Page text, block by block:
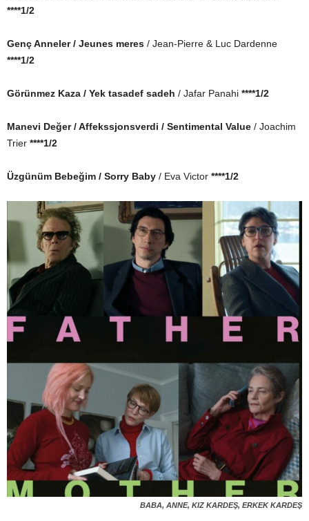
****1/2
Genç Anneler / Jeunes meres / Jean-Pierre & Luc Dardenne
****1/2
Görünmez Kaza / Yek tasadef sadeh / Jafar Panahi ****1/2
Manevi Değer / Affekssjonsverdi / Sentimental Value / Joachim
Trier ****1/2
Üzgünüm Bebeğim / Sorry Baby / Eva Victor ****1/2
BABA, ANNE, KIZ KARDEŞ, ERKEK KARDEŞ